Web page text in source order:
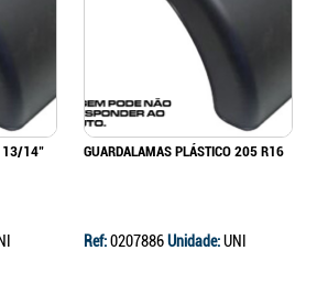
13/14"
GUARDALAMAS PLÁSTICO 205 R16
Ref:0207886Unidade:UNI